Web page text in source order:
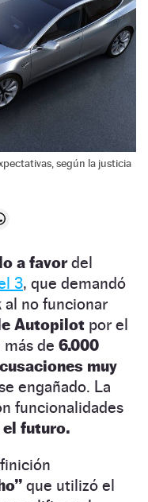
según la justicia
a favordel
3, que demandó
al no funcionar
Autopilot por el
de 6.000
muy
engañado. La
funcionalidades
futuro.
que utilizó el